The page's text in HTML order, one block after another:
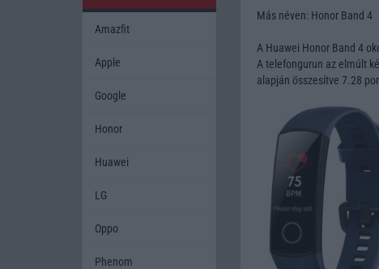
Más néven: Honor Band 4
A Huawei Honor Band 4
A telefongurun az elmúlt
alapján összesítve 7.28
Amazfit
Apple
Google
Honor
Huawei
LG
Oppo
Phenom